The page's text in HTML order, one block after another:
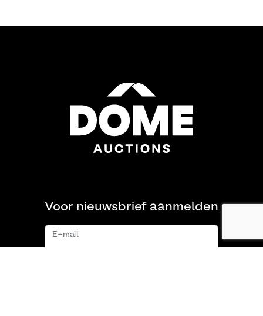
Voor nieuwsbrief aanmelden
E-mail